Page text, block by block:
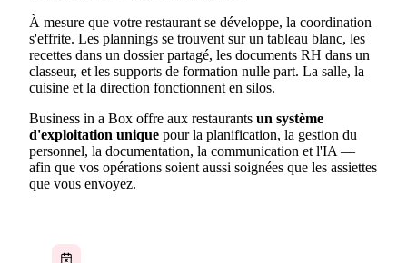
À mesure que votre restaurant se développe, la coordination
s'effrite. Les plannings se trouvent sur un tableau blanc, les
recettes dans un dossier partagé, les documents RH dans un
classeur, et les supports de formation nulle part. La salle, la
cuisine et la direction fonctionnent en silos.
Business in a Box offre aux restaurants un système
d'exploitation unique pour la planification, la gestion du
personnel, la documentation, la communication et l'IA —
afin que vos opérations soient aussi soignées que les assiettes
que vous envoyez.